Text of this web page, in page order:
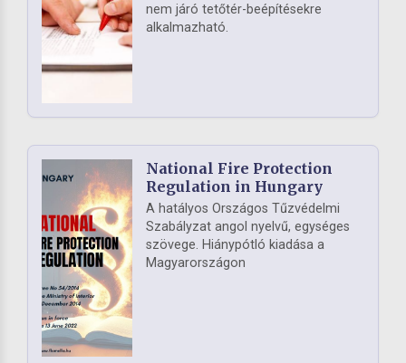
nem járó tetőtér-beépítésekre
alkalmazható.
National Fire Protection
Regulation in Hungary
A hatályos Országos Tűzvédelmi
Szabályzat angol nyelvű, egységes
szövege. Hiánypótló kiadása a
Magyarországon